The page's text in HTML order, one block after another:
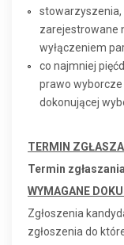
stowarzyszenia,
zarejestrowane
wyłączeniem
co najmniej
prawo
dokonującej
TERMIN
Termin
WYMAGANE
Zgłoszenia
zgłoszenia do